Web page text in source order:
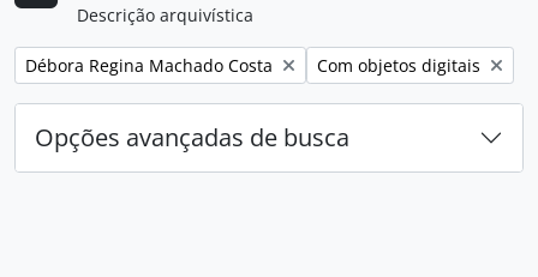
Descrição arquivística
Remover filtro:
Débora Regina Machado Costa Remover filtro:
Com objetos digitais
Opções avançadas de busca